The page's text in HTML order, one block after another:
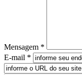
Mensagem *
E-mail *